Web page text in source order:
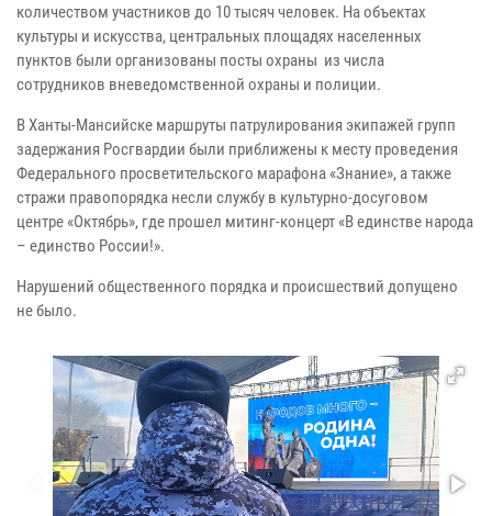
количеством участников до 10 тысяч человек. На объектах
культуры и искусства, центральных площадях населенных
пунктов были организованы посты охраны из числа
сотрудников вневедомственной охраны и полиции.
В Ханты-Мансийске маршруты патрулирования экипажей групп
задержания Росгвардии были приближены к месту проведения
Федерального просветительского марафона «Знание», а также
стражи правопорядка несли службу в культурно-досуговом
центре «Октябрь», где прошел митинг-концерт «В единстве народа
– единство России!».
Нарушений общественного порядка и происшествий допущено
не было.